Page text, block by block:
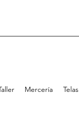
Mercería Telas